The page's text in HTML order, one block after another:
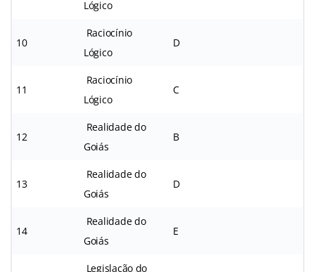
Lógico
10
Raciocínio
Lógico
D
11
Raciocínio
Lógico
C
12
Realidade do
Goiás
B
13
Realidade do
Goiás
D
14
Realidade do
Goiás
E
Legislação do